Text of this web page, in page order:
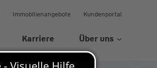
Immobilienangebote Kundenportal
Karriere Über uns